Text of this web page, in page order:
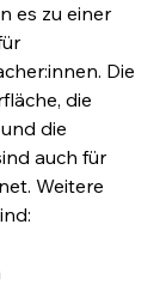
es zu einer
Die
die
die
auch für
Weitere